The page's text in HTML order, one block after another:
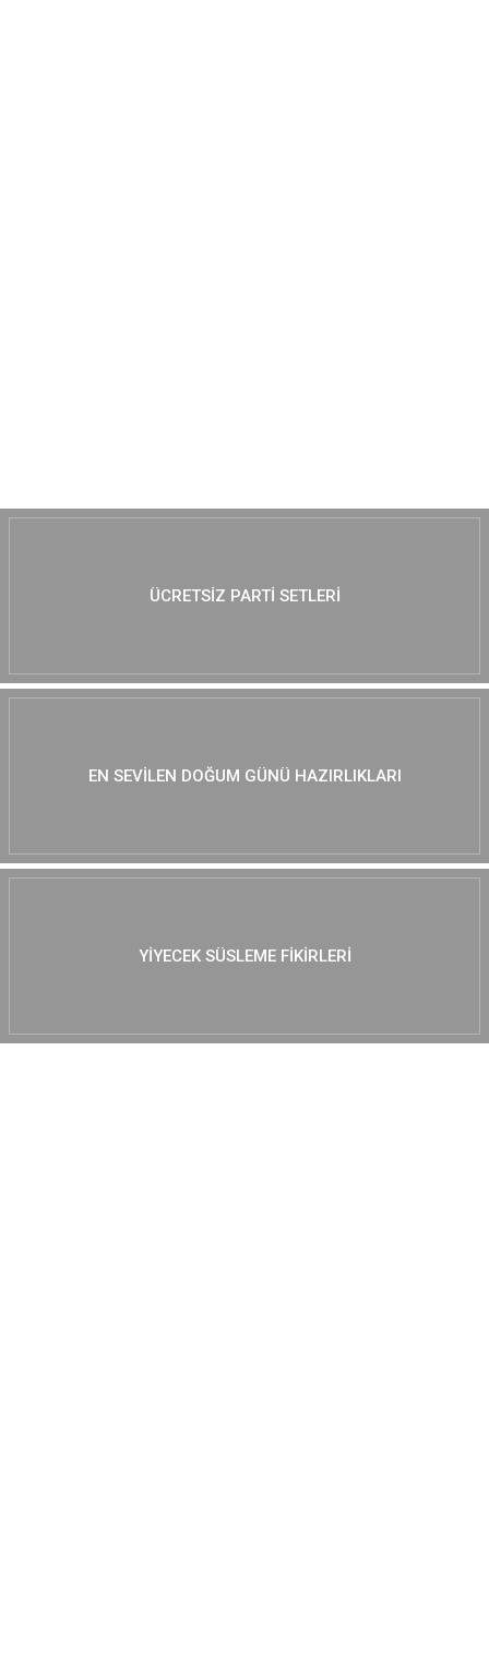
ÜCRETSIZ PARTI SETLERI
EN SEVILEN DOĞUM GÜNÜ HAZIRLIKLARI
YIYECEK SÜSLEME FIKIRLERI